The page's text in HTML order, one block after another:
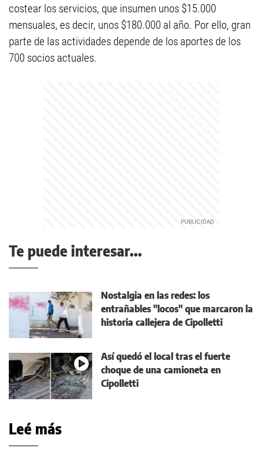
costear los servicios, que insumen unos $15.000
mensuales, es decir, unos $180.000 al año. Por ello, gran
parte de las actividades depende de los aportes de los
700 socios actuales.
Te puede interesar...
Nostalgia en las redes: los
entrañables "locos" que marcaron la
historia callejera de Cipolletti
Así quedó el local tras el fuerte
choque de una camioneta en
Cipolletti
Leé más